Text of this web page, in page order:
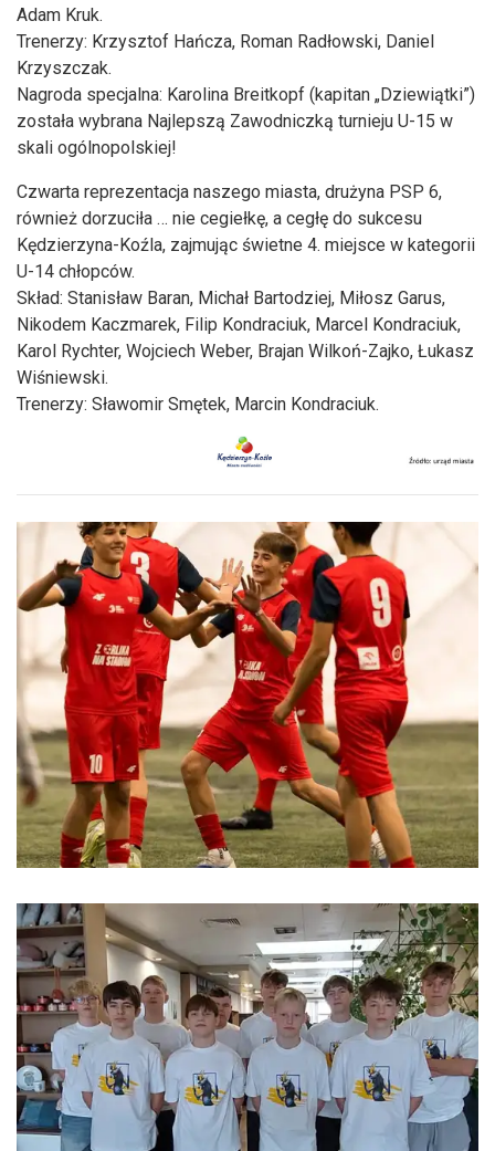
Adam Kruk.
Trenerzy: Krzysztof Hańcza, Roman Radłowski, Daniel
Krzyszczak.
Nagroda specjalna: Karolina Breitkopf (kapitan „Dziewiątki”)
została wybrana Najlepszą Zawodniczką turnieju U-15 w
skali ogólnopolskiej!
Czwarta reprezentacja naszego miasta, drużyna PSP 6,
również dorzuciła … nie cegiełkę, a cegłę do sukcesu
Kędzierzyna-Koźla, zajmując świetne 4. miejsce w kategorii
U-14 chłopców.
Skład: Stanisław Baran, Michał Bartodziej, Miłosz Garus,
Nikodem Kaczmarek, Filip Kondraciuk, Marcel Kondraciuk,
Karol Rychter, Wojciech Weber, Brajan Wilkoń-Zajko, Łukasz
Wiśniewski.
Trenerzy: Sławomir Smętek, Marcin Kondraciuk.